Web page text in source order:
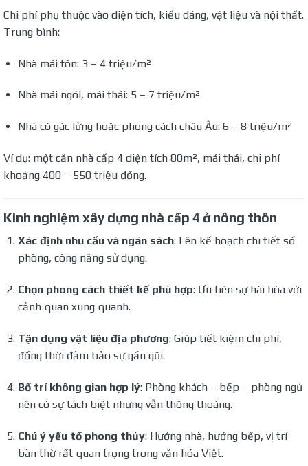
Chi phí phụ thuộc vào diện tích, kiểu dáng, vật liệu và nội thất.
Trung bình:
Nhà mái tôn: 3 – 4 triệu/m²
Nhà mái ngói, mái thái: 5 – 7 triệu/m²
Nhà có gác lửng hoặc phong cách châu Âu: 6 – 8 triệu/m²
Ví dụ: một căn nhà cấp 4 diện tích 80m², mái thái, chi phí
khoảng 400 – 550 triệu đồng.
Kinh nghiệm xây dựng nhà cấp 4 ở nông thôn
Xác định nhu cầu và ngân sách: Lên kế hoạch chi tiết số
phòng, công năng sử dụng.
Chọn phong cách thiết kế phù hợp: Ưu tiên sự hài hòa với
cảnh quan xung quanh.
Tận dụng vật liệu địa phương: Giúp tiết kiệm chi phí,
đồng thời đảm bảo sự gần gũi.
Bố trí không gian hợp lý: Phòng khách – bếp – phòng ngủ
nên có sự tách biệt nhưng vẫn thông thoáng.
Chú ý yếu tố phong thủy: Hướng nhà, hướng bếp, vị trí
bàn thờ rất quan trọng trong văn hóa Việt.